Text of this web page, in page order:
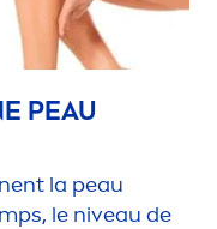
PEAU
la peau
le niveau de